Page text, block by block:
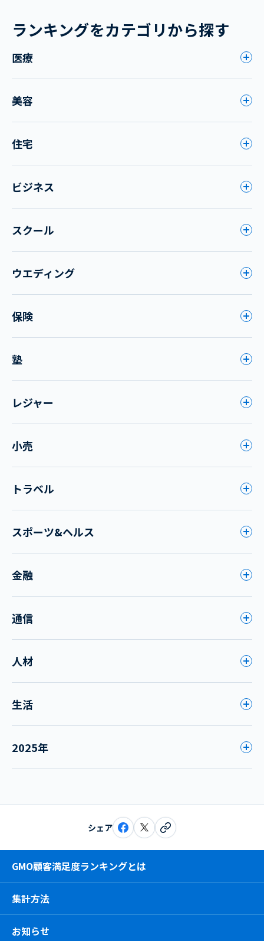
ランキングをカテゴリから探す
医療
美容
住宅
ビジネス
スクール
ウエディング
保険
塾
レジャー
小売
トラベル
スポーツ&ヘルス
金融
通信
人材
生活
2025年
シェア
GMO顧客満足度ランキングとは
集計方法
お知らせ